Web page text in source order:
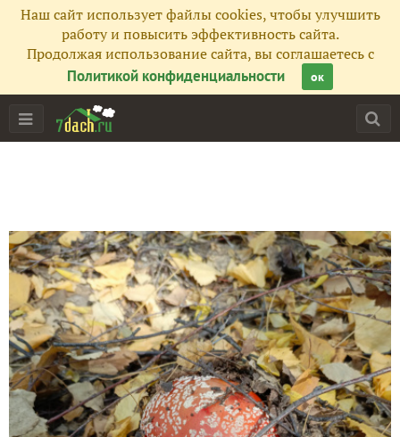
Наш сайт использует файлы cookies, чтобы улучшить
работу и повысить эффективность сайта.
Продолжая использование сайта, вы соглашаетесь с
Политикой конфиденциальности
ок